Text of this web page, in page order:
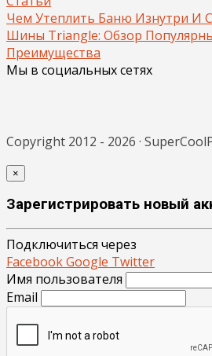
Чем Утеплить Баню Изнутри И
Шины Triangle: Обзор
Преимущества
Мы в социальных сетях
Copyright 2012 - 2026 ·
×
Зарегистрировать новый
Подключиться через
FacebookGoogle Twitter
Имя пользователя
Email